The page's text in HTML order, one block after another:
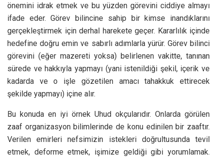
önemini idrak etmek ve bu yüzden görevini ciddiye almayı
ifade eder. Görev bilincine sahip bir kimse inandıklarını
gerçekleştirmek için derhal harekete geçer. Kararlılık içinde
hedefine doğru emin ve sabırlı adımlarla yürür. Görev bilinci
görevini (eğer mazereti yoksa) belirlenen vakitte, tanınan
sürede ve hakkıyla yapmayı (yani istenildiği şekil, içerik ve
kadarda ve o işle gözetilen amacı tahakkuk ettirecek
şekilde yapmayı) içine alır.
Bu konuda en iyi örnek Uhud okçularıdır. Onlarda görülen
zaaf organizasyon bilimlerinde de konu edinilen bir zaaftır.
Verilen emirleri nefsimizin istekleri doğrultusunda tevil
etmek, deforme etmek, işimize geldiği gibi yorumlamak.